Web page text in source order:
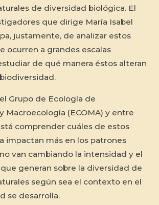
de diversidad biológica. El
que dirige María Isabel
justamente, de analizar estos
ocurren a grandes escalas
de qué manera éstos alteran
Grupo de Ecología de
Macroecología (ECOMA) y entre
comprender cuáles de estos
impactan más en los patrones
van cambiando la intensidad y el
generan sobre la diversidad de
según sea el contexto en el
se desarrolla.